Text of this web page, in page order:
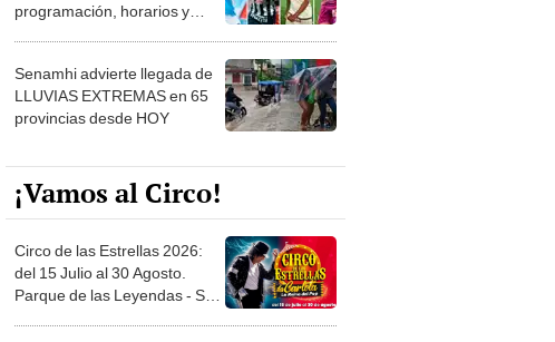
programación, horarios y
Senamhi advierte llegada de
LLUVIAS EXTREMAS en 65
provincias desde HOY
¡Vamos al Circo!
Circo de las Estrellas 2026:
del 15 Julio al 30 Agosto.
Parque de las Leyendas - San